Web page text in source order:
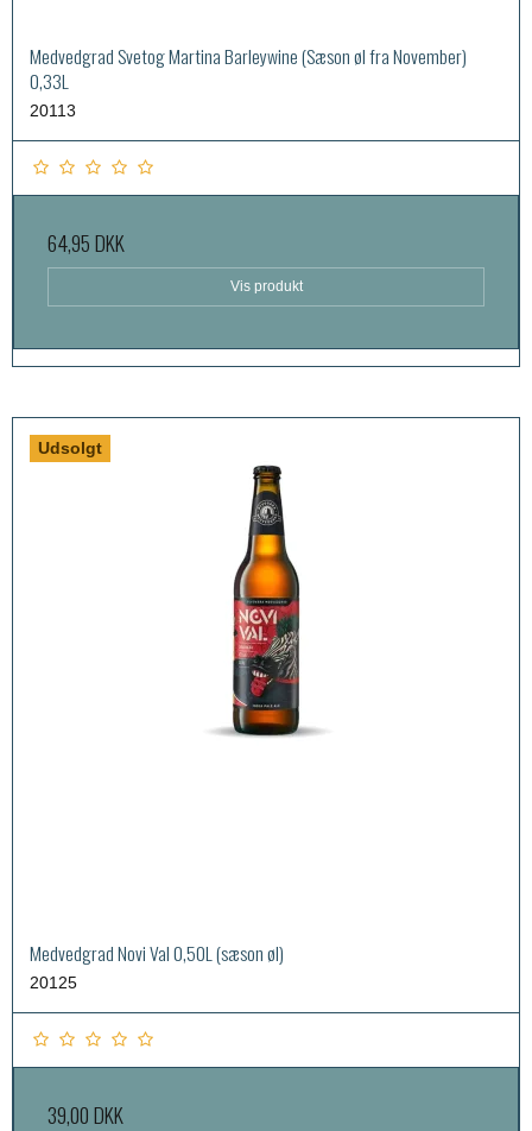
Medvedgrad Svetog Martina Barleywine (Sæson øl fra November)
0,33L
20113
64,95 DKK
Vis produkt
Udsolgt
Medvedgrad Novi Val 0,50L (sæson øl)
20125
39,00 DKK